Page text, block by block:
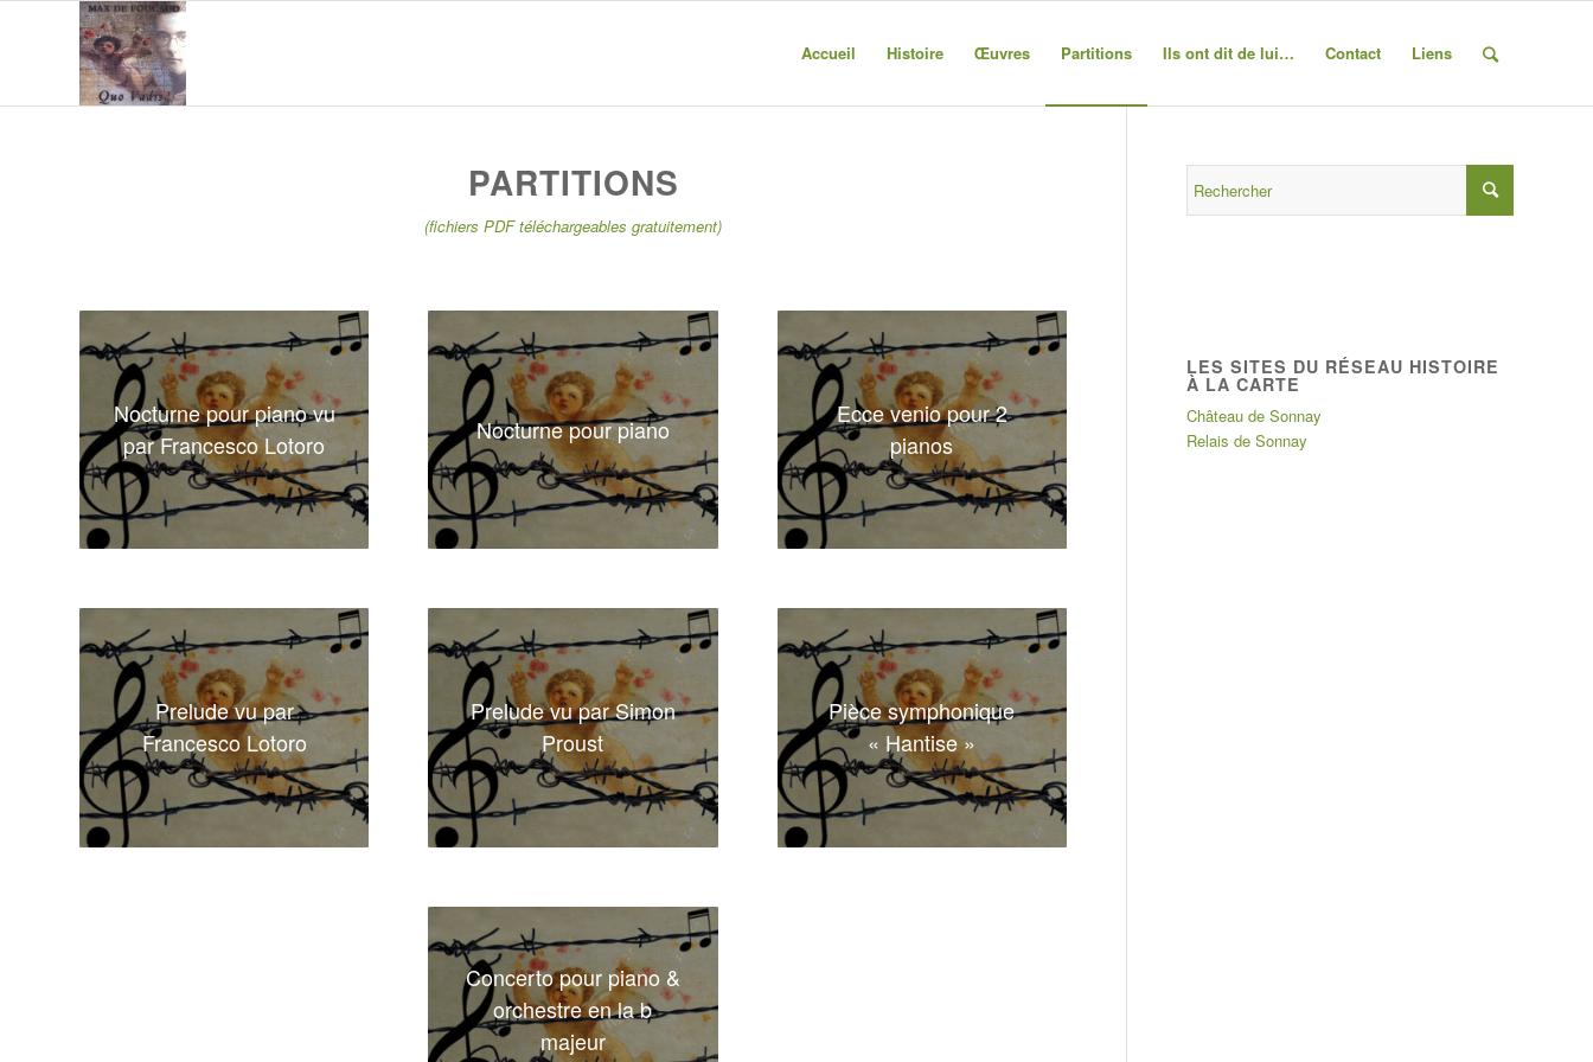
Accueil Histoire Œuvres Partitions Ils ont dit de lui… Contact Liens
PARTITIONS
(fichiers PDF téléchargeables gratuitement)
Nocturne pour piano vu
par Francesco Lotoro
Nocturne pour piano
Ecce venio pour 2
pianos
Prelude vu par
Francesco Lotoro
Prelude vu par Simon
Proust
Pièce symphonique
« Hantise »
Concerto pour piano &
orchestre en la b
majeur
LES SITES DU RÉSEAU HISTOIRE
À LA CARTE
Château de Sonnay
Relais de Sonnay